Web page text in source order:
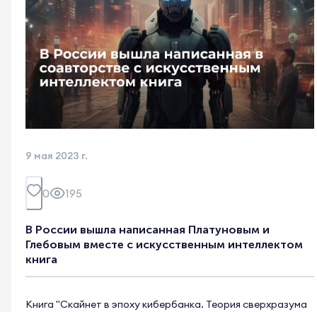
9 мая 2023 г.
0 195
В России вышла написанная Платуновым и
Глебовым вместе с искусственным интеллектом
книга
Книга "Скайнет в эпоху кибербанка. Теория сверхразума